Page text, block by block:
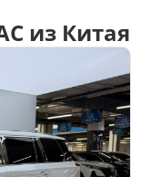
из Китая